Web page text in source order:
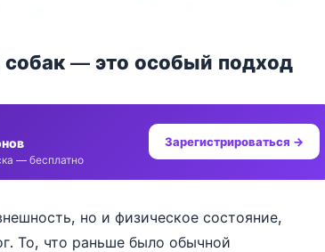
— это особый подход
— бесплатно
Зарегистрироваться →
но и физическое состояние,
То, что раньше было обычной